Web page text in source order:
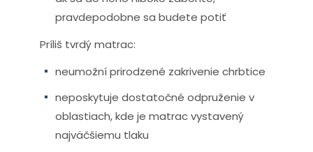
pravdepodobne sa budete potiť
Príliš tvrdý matrac:
neumožní prirodzené zakrivenie chrbtice
neposkytuje dostatočné odpruženie v
oblastiach, kde je matrac vystavený
najväčšiemu tlaku